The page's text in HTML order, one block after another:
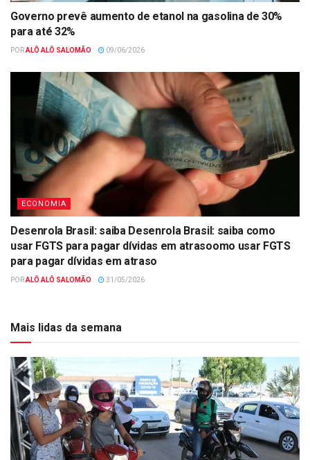
Governo prevê aumento de etanol na gasolina de 30%
para até 32%
PORALÔ ALÔ SALOMÃO 09/06/2026
ECONOMIA
Desenrola Brasil: saiba Desenrola Brasil: saiba como
usar FGTS para pagar dívidas em atrasoomo usar FGTS
para pagar dívidas em atraso
PORALÔ ALÔ SALOMÃO 31/05/2026
Mais lidas da semana